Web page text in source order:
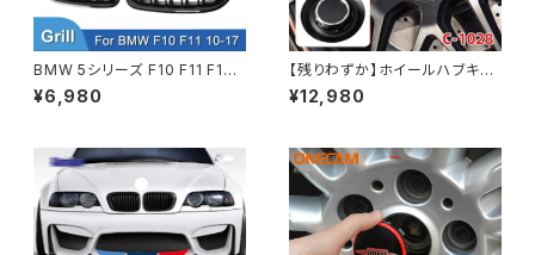
BMW 5シリーズ F10 F11 F18
520i 523i 525i 530i 2010-2
017用レーシンググリル 車のフ
¥6,980
【残りわずか】ホイールハブキャ
ップ ロゴエンブレム メルセデス
ベンツ AMG G350 G500 G6
¥12,980